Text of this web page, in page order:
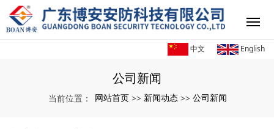
中文 English
公司新闻
当前位置： 网站首页 >> 新闻动态 >> 公司新闻